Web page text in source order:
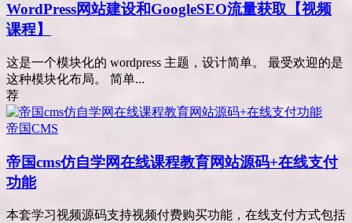
WordPress网站建设和GoogleSEO流量获取【视频
课程】
这是一个模块化的 wordpress 主题，设计简单。 最受欢迎的是
这种模块化布局。 简单...
荐
帝国CMS
帝国cms仿自学网在线课程教育网站源码+在线支付
功能
本套学习视频源码支持视频付费购买功能，在线支付方式包括